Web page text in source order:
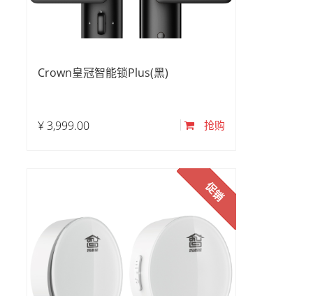
Crown皇冠智能锁Plus(黑)
¥3,999.00 抢购
促销